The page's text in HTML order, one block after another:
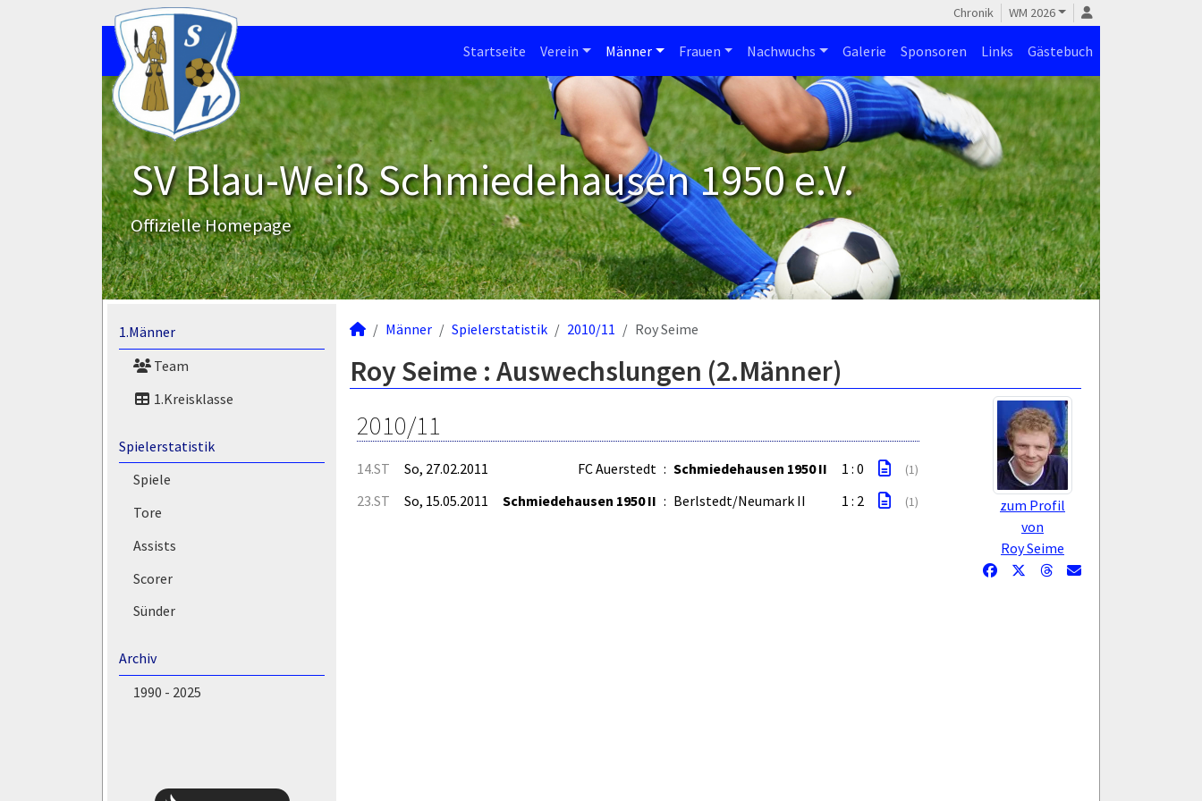
Chronik WM 2026
Startseite Verein Männer Frauen Nachwuchs Galerie Sponsoren Links Gästebuch
SV Blau-Weiß Schmiedehausen 1950 e.V.
Offizielle Homepage
1.Männer
Team
1.Kreisklasse
Spielerstatistik
Spiele
Tore
Assists
Scorer
Sünder
Archiv
1990 - 2025
Männer Spielerstatistik 2010/11 Roy Seime
Roy Seime : Auswechslungen (2.Männer)
zum Profil
von
Roy Seime
2010/11
14.ST So, 27.02.2011 FC Auerstedt : Schmiedehausen 1950 II 1 : 0 (1)
23.ST So, 15.05.2011 Schmiedehausen 1950 II : Berlstedt/Neumark II 1 : 2 (1)